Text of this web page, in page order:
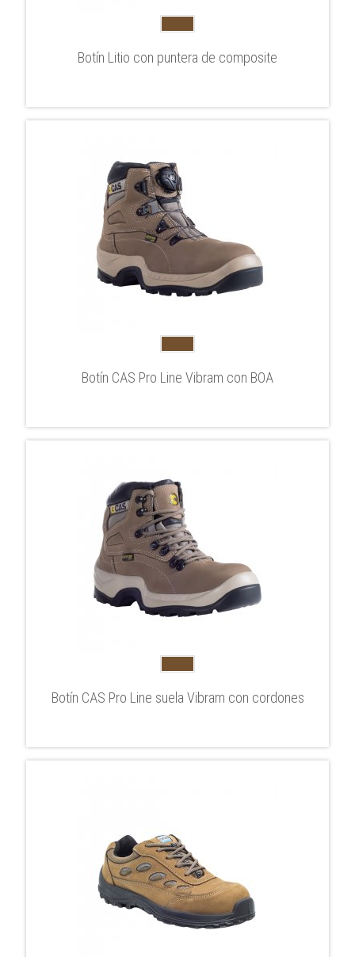
Botín Litio con puntera de composite
Botín CAS Pro Line Vibram con BOA
Botín CAS Pro Line suela Vibram con cordones